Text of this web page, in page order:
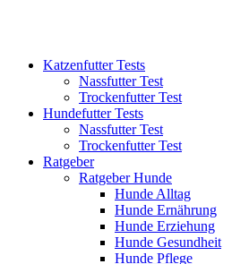
Katzenfutter Tests
Nassfutter Test
Trockenfutter Test
Hundefutter Tests
Nassfutter Test
Trockenfutter Test
Ratgeber
Ratgeber Hunde
Hunde Alltag
Hunde Ernährung
Hunde Erziehung
Hunde Gesundheit
Hunde Pflege